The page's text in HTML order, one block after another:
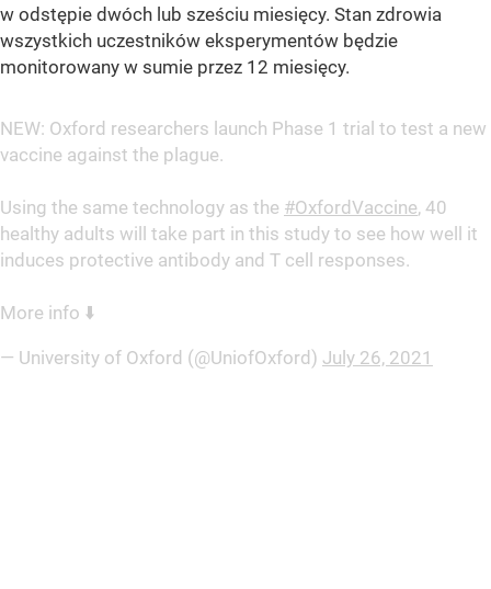
w odstępie dwóch lub sześciu miesięcy. Stan zdrowia
wszystkich uczestników eksperymentów będzie
monitorowany w sumie przez 12 miesięcy.
NEW: Oxford researchers launch Phase 1 trial to test a new
vaccine against the plague.
Using the same technology as the #OxfordVaccine, 40
healthy adults will take part in this study to see how well it
induces protective antibody and T cell responses.
More info ⬇️
— University of Oxford (@UniofOxford) July 26, 2021